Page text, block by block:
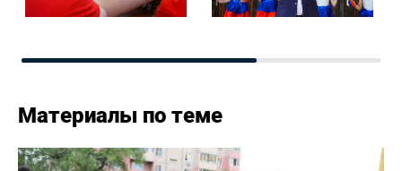
Материалы по теме